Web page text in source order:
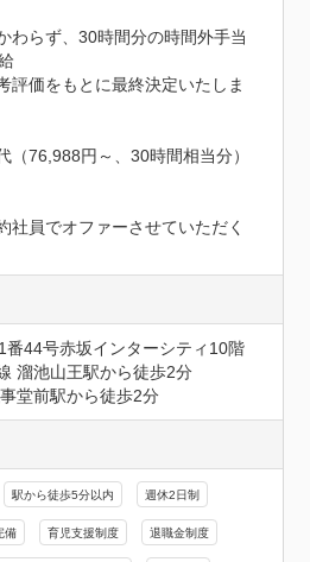
わらず、30時間分の時間外手当
評価をもとに最終決定いたしま
（76,988円～、30時間相当分）
社員でオファーさせていただく
番44号赤坂インターシティ10階
溜池山王駅から徒歩2分
堂前駅から徒歩2分
駅から徒歩5分以内 週休2日制
備 育児支援制度 退職金制度